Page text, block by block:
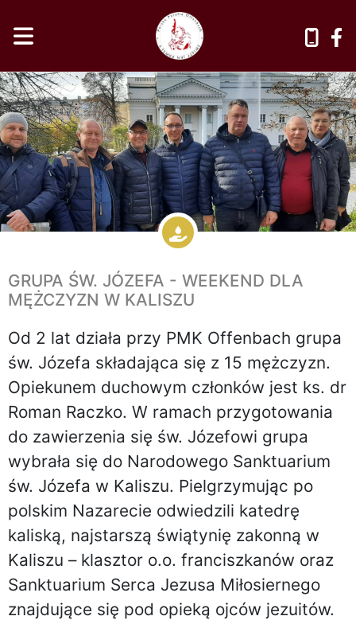
GRUPA ŚW. JÓZEFA - WEEKEND DLA
MĘŻCZYZN W KALISZU
Od 2 lat działa przy PMK Offenbach grupa
św. Józefa składająca się z 15 mężczyzn.
Opiekunem duchowym członków jest ks. dr
Roman Raczko. W ramach przygotowania
do zawierzenia się św. Józefowi grupa
wybrała się do Narodowego Sanktuarium
św. Józefa w Kaliszu. Pielgrzymując po
polskim Nazarecie odwiedzili katedrę
kaliską, najstarszą świątynię zakonną w
Kaliszu – klasztor o.o. franciszkanów oraz
Sanktuarium Serca Jezusa Miłosiernego
znajdujące się pod opieką ojców jezuitów.